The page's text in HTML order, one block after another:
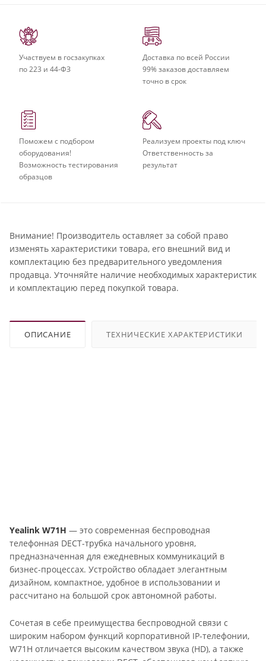
Участвуем в госзакупках
по 223 и 44-ФЗ
Доставка по всей России
99% заказов доставляем
точно в срок
Поможем с подбором
оборудования!
Возможность тестирования
образцов
Реализуем проекты под ключ
Ответственность за
результат
Внимание! Производитель оставляет за собой право
изменять характеристики товара, его внешний вид и
комплектацию без предварительного уведомления
продавца. Уточняйте наличие необходимых характеристик
и комплектацию перед покупкой товара.
ОПИСАНИЕ ТЕХНИЧЕСКИЕ ХАРАКТЕРИСТИКИ
Yealink W71H — это современная беспроводная
телефонная DECT-трубка начального уровня,
предназначенная для ежедневных коммуникаций в
бизнес-процессах. Устройство обладает элегантным
дизайном, компактное, удобное в использовании и
рассчитано на большой срок автономной работы.
Сочетая в себе преимущества беспроводной связи с
широким набором функций корпоративной IP-телефонии,
W71H отличается высоким качеством звука (HD), а также